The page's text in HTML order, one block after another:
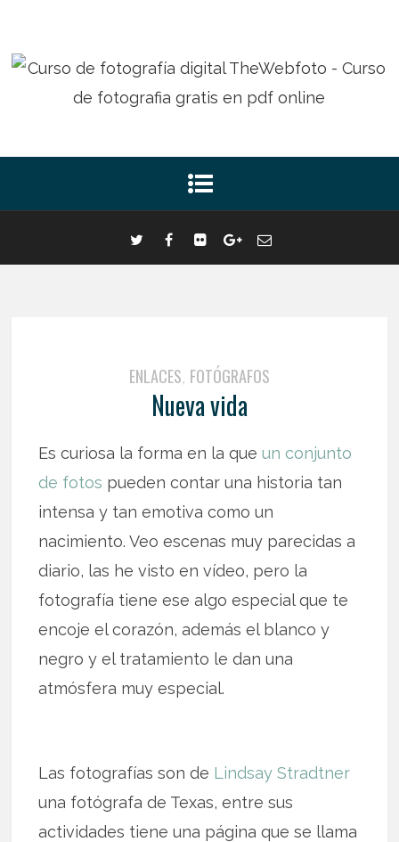
ENLACES, FOTÓGRAFOS
Nueva vida
Es curiosa la forma en la queun conjunto
de fotos pueden contar una historia tan
intensa y tan emotiva como un
nacimiento. Veo escenas muy parecidas a
diario, las he visto en vídeo, pero la
fotografía tiene ese algo especial que te
encoje el corazón, además el blanco y
negro y el tratamiento le dan una
atmósfera muy especial.
Las fotografías son de Lindsay Stradtner
una fotógrafa de Texas, entre sus
actividades tiene una página que se llama